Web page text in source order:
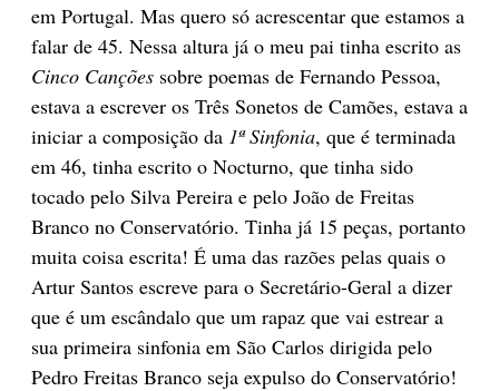
em Portugal. Mas quero só acrescentar que estamos a
falar de 45. Nessa altura já o meu pai tinha escrito as
Cinco Canções sobre poemas de Fernando Pessoa,
estava a escrever os Três Sonetos de Camões, estava a
iniciar a composição da 1ª Sinfonia, que é terminada
em 46, tinha escrito o Nocturno, que tinha sido
tocado pelo Silva Pereira e pelo João de Freitas
Branco no Conservatório. Tinha já 15 peças, portanto
muita coisa escrita! É uma das razões pelas quais o
Artur Santos escreve para o Secretário-Geral a dizer
que é um escândalo que um rapaz que vai estrear a
sua primeira sinfonia em São Carlos dirigida pelo
Pedro Freitas Branco seja expulso do Conservatório!